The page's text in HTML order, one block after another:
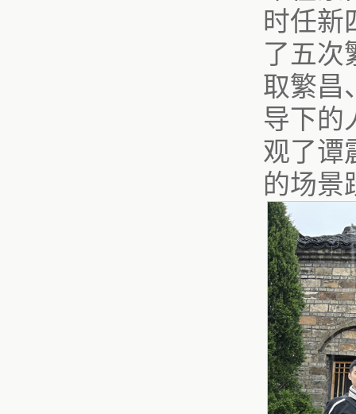
时任新
了五次
取繁昌
导下的
观了谭
的场景